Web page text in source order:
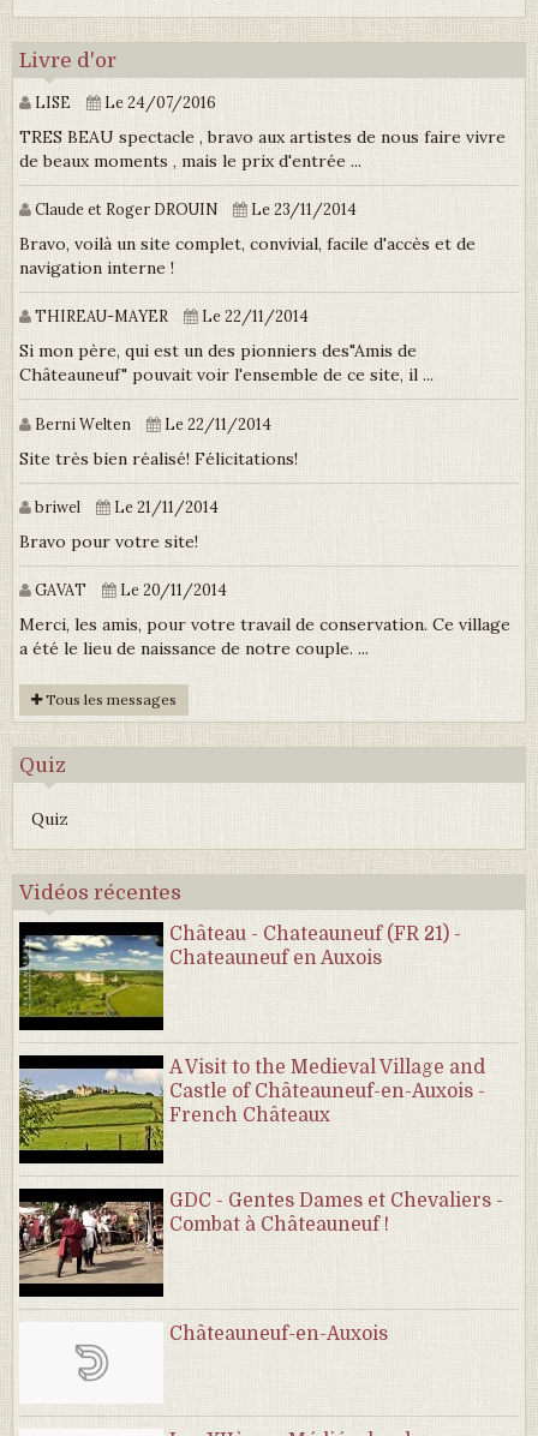
Livre d'or
LISE Le 24/07/2016
TRES BEAU spectacle , bravo aux artistes de nous faire vivre
de beaux moments , mais le prix d'entrée ...
Claude et Roger DROUIN Le 23/11/2014
Bravo, voilà un site complet, convivial, facile d'accès et de
navigation interne !
THIREAU-MAYER Le 22/11/2014
Si mon père, qui est un des pionniers des"Amis de
Châteauneuf" pouvait voir l'ensemble de ce site, il ...
Berni Welten Le 22/11/2014
Site très bien réalisé! Félicitations!
briwel Le 21/11/2014
Bravo pour votre site!
GAVAT Le 20/11/2014
Merci, les amis, pour votre travail de conservation. Ce village
a été le lieu de naissance de notre couple. ...
Tous les messages
Quiz
Quiz
Vidéos récentes
Château - Chateauneuf (FR 21) -
Chateauneuf en Auxois
A Visit to the Medieval Village and
Castle of Châteauneuf-en-Auxois -
French Châteaux
GDC - Gentes Dames et Chevaliers -
Combat à Châteauneuf !
Châteauneuf-en-Auxois